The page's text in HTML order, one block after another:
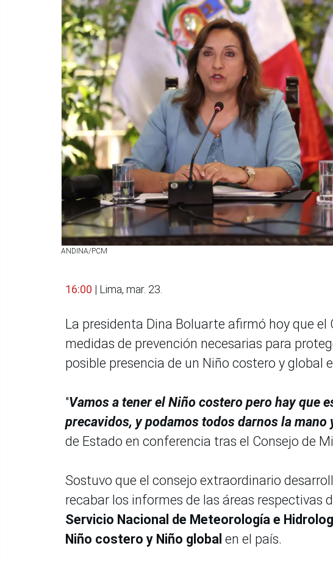
ANDINA/PCM
16:00 | Lima, mar. 23.
La presidenta Dina Boluarte afirmó hoy que
medidas de prevención necesarias para
posible presencia de un Niño costero y global
"Vamos a tener el Niño costero pero hay que
precavidos, y podamos todos darnos la
de Estado en conferencia tras el Consejo de
Sostuvo que el consejo extraordinario
recabar los informes de las áreas respectivas
Servicio Nacional de Meteorología e
Niño costero y Niño global en el país.